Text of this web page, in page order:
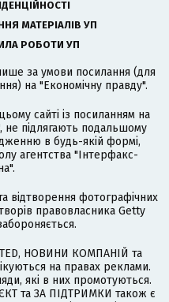
МАТЕРІАЛІВ УП
РОБОТИ УП
за умови посилання (для
на "Економічну правду".
сайті із посиланням на
, не підлягають подальшому
в будь-якій формі,
агентства "Інтерфакс-
відтворення фотографічних
правовласника Getty
НОВИНИ КОМПАНІЙ та
на правах реклами.
які в них промотуються.
та ЗА ПІДТРИМКИ також є